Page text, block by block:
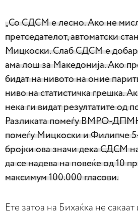
„Со СДСМ е лесно. Ако не
претседателот, автоматски
Мицкоски. Слаб СДСМ е
ама лош за Македонија. Ако
бидат на нивото на оние
ниво на статистичка грешка.
нека ги видат резултатите од
Разликата помеѓу ВМРО-
помеѓу Мицкоски и Филипче
бројки ова значи дека СДСМ
да се надева на повеќе од 10
максимум 100.000 гласови.
Ете затоа на Бихаќка не